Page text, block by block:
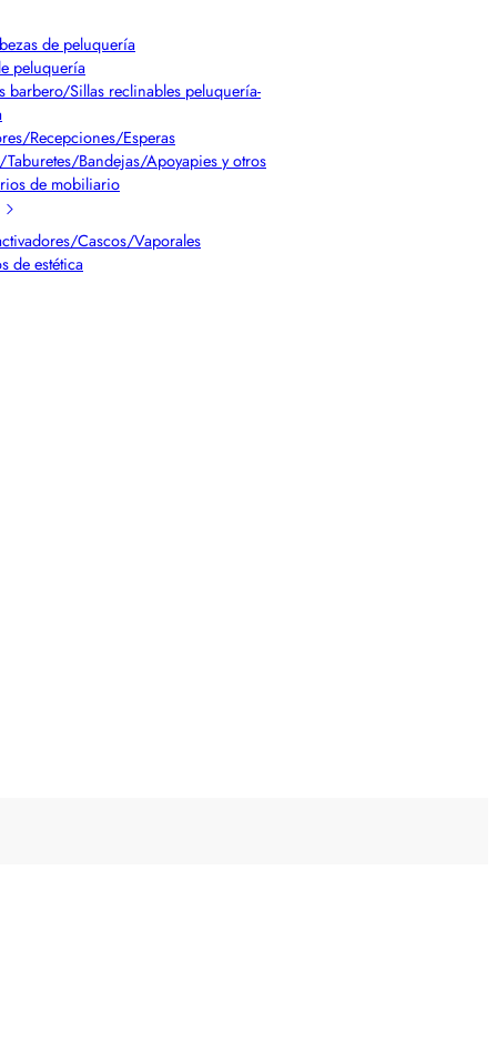
de peluquería
peluquería
barbero/Sillas reclinables peluquería-
Recepciones/Esperas
Bandejas/Apoyapies y otros
de mobiliario
Cascos/Vaporales
de estética